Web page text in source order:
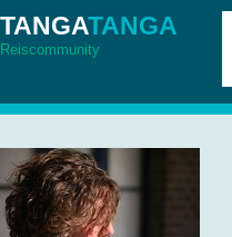
TANGATANGA
Reiscommunity